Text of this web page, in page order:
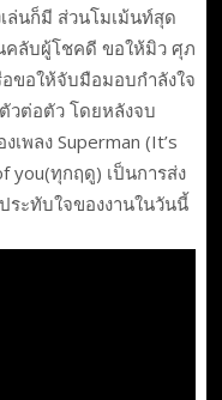
ล่นก็มี ส่วนโมเม้นท์สุด
คลับผู้โชคดี ขอให้มิว ศุภ
ขอให้จับมือมอบกำลังใจ
วต่อตัว โดยหลังจบ
พลง Superman (It’s
you(ทุกฤดู) เป็นการส่ง
ะทับใจของงานในวันนี้